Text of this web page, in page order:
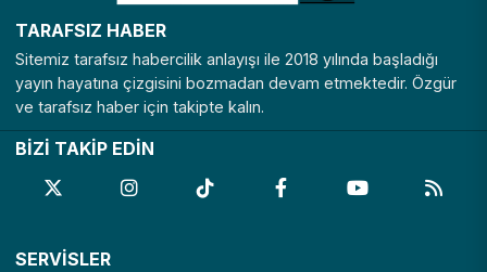
TARAFSIZ HABER
Sitemiz tarafsız habercilik anlayışı ile 2018 yılında başladığı
yayın hayatına çizgisini bozmadan devam etmektedir. Özgür
ve tarafsız haber için takipte kalın.
BİZİ TAKİP EDİN
SERVİSLER